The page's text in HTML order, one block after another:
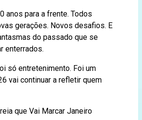
anos para a frente. Todos
gerações. Novos desafios. E
do passado que se
enterrados.
só entretenimento. Foi um
vai continuar a refletir quem
que Vai Marcar Janeiro